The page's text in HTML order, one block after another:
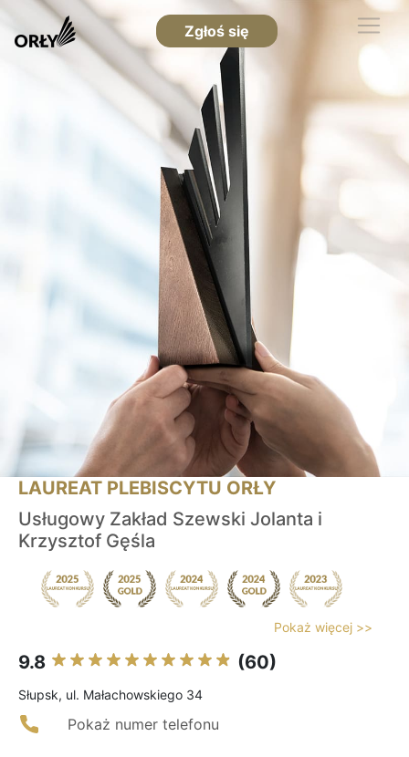
Zgłoś się
LAUREAT PLEBISCYTU ORŁY
Usługowy Zakład Szewski Jolanta i
Krzysztof Gęśla
Pokaż więcej >>
9.8 (60)
Słupsk, ul. Małachowskiego 34
Pokaż numer telefonu